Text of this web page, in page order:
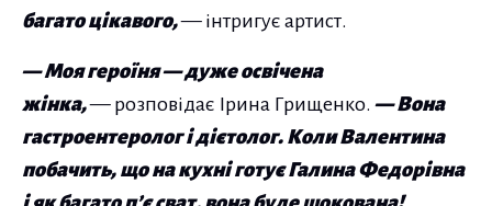
багато цікавого,— інтригує артист.
— Моя героїня — дуже освічена
жінка,— розповідає Ірина Грищенко. — Вона
гастроентеролог і дієтолог. Коли Валентина
побачить, що на кухні готує Галина Федорівна